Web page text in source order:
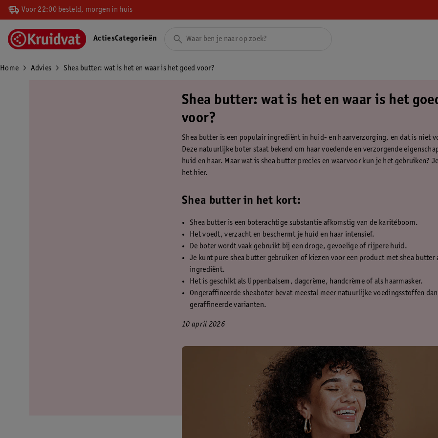
Voor 22:00 besteld, morgen in huis
ActiesCategorieën
Home Advies Shea butter: wat is het en waar is het goed voor?
Shea butter: wat is het en waar is het
voor?
Shea butter is een populair ingrediënt in huid- en haarverzorging, en dat is niet
Deze natuurlijke boter staat bekend om haar voedende en verzorgende
huid en haar. Maar wat is shea butter precies en waarvoor kun je het gebruiken?
het hier.
Shea butter in het kort:
Shea butter is een boterachtige substantie afkomstig van de karitéboom.
Het voedt, verzacht en beschermt je huid en haar intensief.
De boter wordt vaak gebruikt bij een droge, gevoelige of rijpere huid.
Je kunt pure shea butter gebruiken of kiezen voor een product met shea butter
ingrediënt.
Het is geschikt als lippenbalsem, dagcrème, handcrème of als haarmasker.
Ongeraffineerde sheaboter bevat meestal meer natuurlijke voedingsstoffen dan
geraffineerde varianten.
10 april 2026